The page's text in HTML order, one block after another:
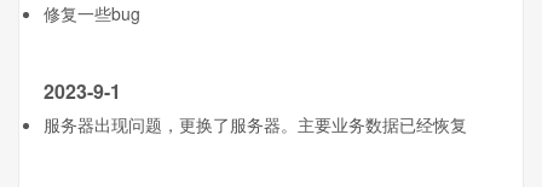
修复一些bug
2023-9-1
服务器出现问题，更换了服务器。主要业务数据已经恢复